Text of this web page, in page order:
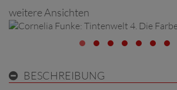
weitere Ansichten
BESCHREIBUNG